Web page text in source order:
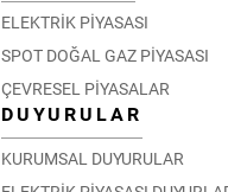
ELEKTRİK PİYASASI
SPOT DOĞAL GAZ PİYASASI
ÇEVRESEL PİYASALAR
DUYURULAR
KURUMSAL DUYURULAR